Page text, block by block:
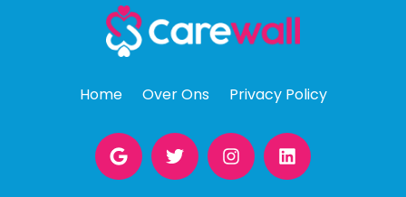
Home Over Ons Privacy Policy